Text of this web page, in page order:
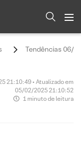
Tendências 06/
21:10:49 • Atualizado em
05/02/2025 21:10:52
1 minuto de leitura